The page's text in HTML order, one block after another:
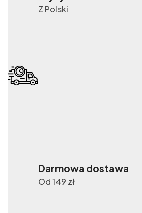
Z Polski
Darmowa dostawa
Od 149 zł